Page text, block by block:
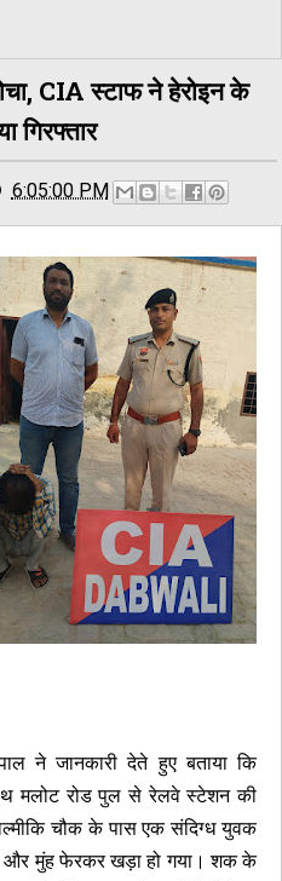
CIA स्टाफ ने हेरोइन के
गिरफ्तार
6:05:00 PM
ने जानकारी देते हुए बताया कि
मलोट रोड पुल से रेलवे स्टेशन की
चौक के पास एक संदिग्ध युवक
और मुंह फेरकर खड़ा हो गया। शक के